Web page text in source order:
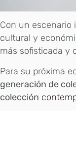
Con un escenario
cultural y
más sofisticada y
Para su próxima
generación de
colección